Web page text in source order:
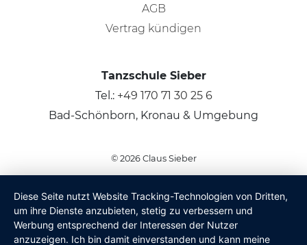
AGB
Vertrag kündigen
Tanzschule Sieber
Tel.: +49 170 71 30 25 6
Bad-Schönborn, Kronau & Umgebung
© 2026 Claus Sieber
Diese Seite nutzt Website Tracking-Technologien von Dritten,
um ihre Dienste anzubieten, stetig zu verbessern und
Werbung entsprechend der Interessen der Nutzer
anzuzeigen. Ich bin damit einverstanden und kann meine